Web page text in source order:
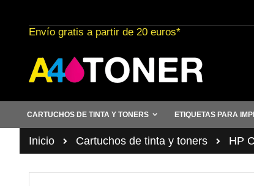
al
contenido
Envío gratis a partir de 20 euros*
CARTUCHOS DE TINTA Y TONERS ETIQUETAS PARA
Inicio Cartuchos de tinta y toners HP